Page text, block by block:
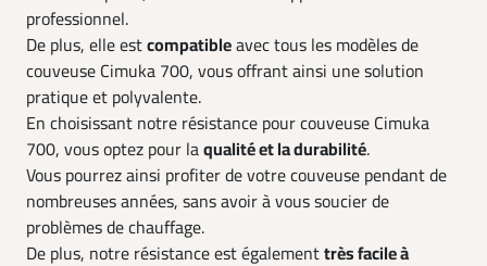
professionnel.
De plus, elle estcompatibleavec tous les modèles de
couveuse Cimuka 700, vous offrant ainsi une solution
pratique et polyvalente.
En choisissant notre résistance pour couveuse Cimuka
700, vous optez pour laqualité et la durabilité.
Vous pourrez ainsi profiter de votre couveuse pendant de
nombreuses années, sans avoir à vous soucier de
problèmes de chauffage.
De plus, notre résistance est égalementtrès facile à